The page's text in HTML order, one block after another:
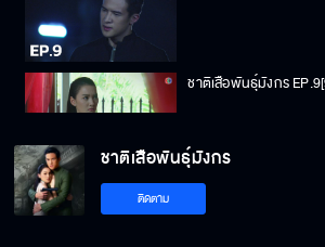
ชาติเสือพันธุ์มังกร
ชาติเสือพันธุ์มังกร
ชาติเสือพันธุ์มังกร
ติดตาม